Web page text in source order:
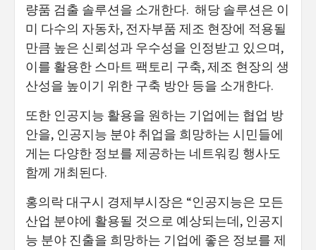
량품 검출 솔루션을 소개한다. 해당 솔루션은 이
미 다수의 자동차, 전자부품 제조 현장에 적용될
만큼 높은 신뢰성과 우수성을 인정받고 있으며,
이를 활용한 스마트 팩토리 구축, 제조 현장의 생
산성을 높이기 위한 구축 방안 등을 소개한다.
또한 인공지능 활용을 원하는 기업에는 협업 방
안을, 인공지능 분야 취업을 희망하는 시민들에
게는 다양한 정보를 제공하는 네트워킹 행사도
함께 개최된다.
홍의락 대구시 경제부시장은 “인공지능은 모든
산업 분야에 활용될 것으로 예상되는데, 인공지
능 분야 진출을 희망하는 기업에 좋은 정보를 제